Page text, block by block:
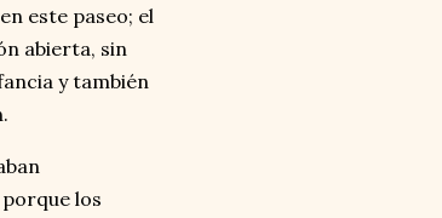
este paseo; el
abierta, sin
y también
los